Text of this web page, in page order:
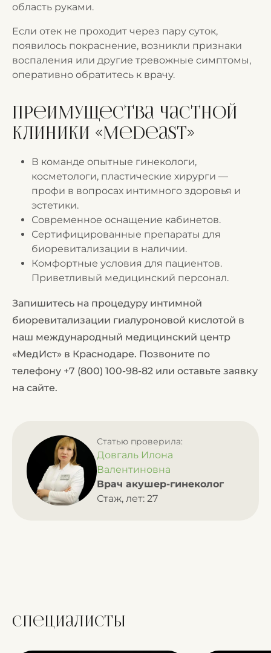
область руками.
Если отек не проходит через пару суток,
появилось покраснение, возникли признаки
воспаления или другие тревожные симптомы,
оперативно обратитесь к врачу.
Преимущества частной
клиники «Medeast»
В команде опытные гинекологи,
косметологи, пластические хирурги —
профи в вопросах интимного здоровья и
эстетики.
Современное оснащение кабинетов.
Сертифицированные препараты для
биоревитализации в наличии.
Комфортные условия для пациентов.
Приветливый медицинский персонал.
Запишитесь на процедуру интимной
биоревитализации гиалуроновой кислотой в
наш международный медицинский центр
«МедИст» в Краснодаре. Позвоните по
телефону +7 (800) 100-98-82 или оставьте заявку
на сайте.
Статью проверила:
Довгаль Илона
Валентиновна
Врач акушер-гинеколог
Стаж, лет: 27
Специалисты